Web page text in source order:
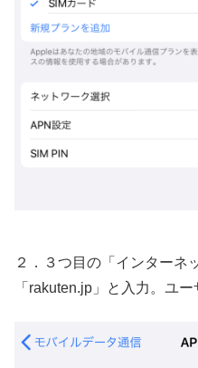
２．３つ目の「インターネ
「rakuten.jp」と入力。ユ